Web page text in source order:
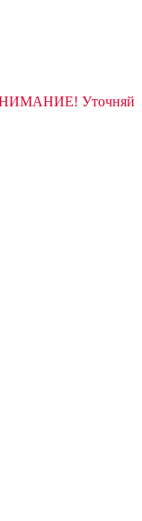
ВНИМАНИЕ!